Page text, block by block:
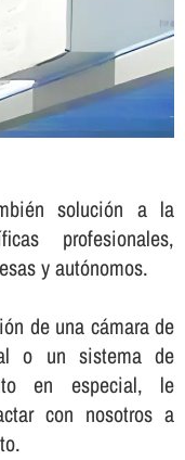
solución a la
profesionales,
y autónomos.
de una cámara de
o un sistema de
en especial, le
con nosotros a